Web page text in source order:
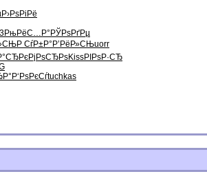
Р›РѕРіРё
РњРёС…Р° РЎРѕРґРµ
Р СѓР±Р° Р’РёР»СЊuorr
РјРѕСЂРѕKissРІРѕР·СЂ
Р‘РѕРєСѓtuchkas